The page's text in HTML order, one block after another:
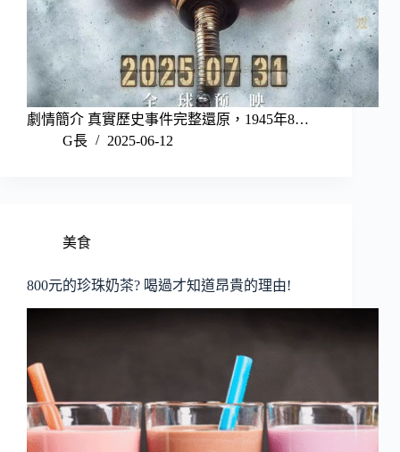
劇情簡介 真實歷史事件完整還原，1945年8…
G長
2025-06-12
美食
800元的珍珠奶茶? 喝過才知道昂貴的理由!